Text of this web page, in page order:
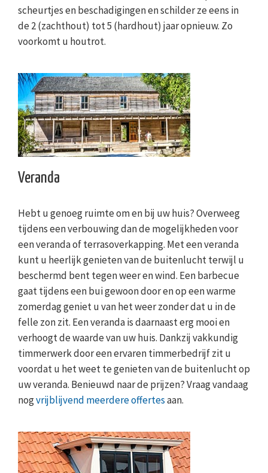
scheurtjes en beschadigingen en schilder ze eens in
de 2 (zachthout) tot 5 (hardhout) jaar opnieuw. Zo
voorkomt u houtrot.
Veranda
Hebt u genoeg ruimte om en bij uw huis? Overweeg
tijdens een verbouwing dan de mogelijkheden voor
een veranda of terrasoverkapping. Met een veranda
kunt u heerlijk genieten van de buitenlucht terwijl u
beschermd bent tegen weer en wind. Een barbecue
gaat tijdens een bui gewoon door en op een warme
zomerdag geniet u van het weer zonder dat u in de
felle zon zit. Een veranda is daarnaast erg mooi en
verhoogt de waarde van uw huis. Dankzij vakkundig
timmerwerk door een ervaren timmerbedrijf zit u
voordat u het weet te genieten van de buitenlucht op
uw veranda. Benieuwd naar de prijzen? Vraag vandaag
nogvrijblijvend meerdere offertesaan.